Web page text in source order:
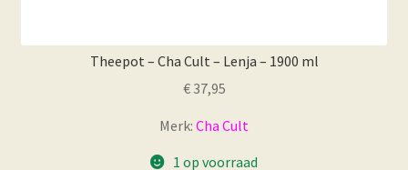
Theepot – Cha Cult – Lenja – 1900 ml
€37,95
Merk: Cha Cult
1 op voorraad